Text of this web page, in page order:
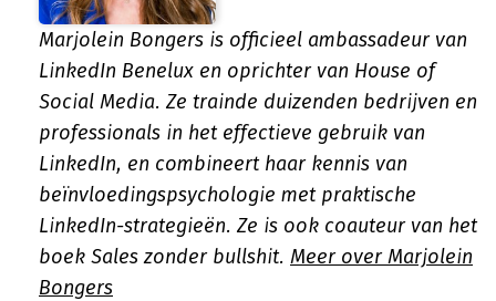
Marjolein Bongers is officieel ambassadeur van
LinkedIn Benelux en oprichter van House of
Social Media. Ze trainde duizenden bedrijven en
professionals in het effectieve gebruik van
LinkedIn, en combineert haar kennis van
beïnvloedingspsychologie met praktische
LinkedIn-strategieën. Ze is ook coauteur van het
boek Sales zonder bullshit. Meer over Marjolein
Bongers